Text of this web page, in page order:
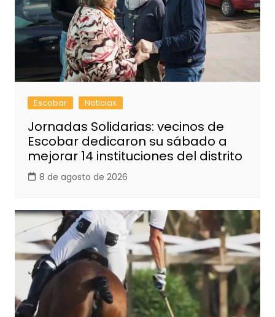
Escobar Noticias
Jornadas Solidarias: vecinos de
Escobar dedicaron su sábado a
mejorar 14 instituciones del distrito
8 de agosto de 2026